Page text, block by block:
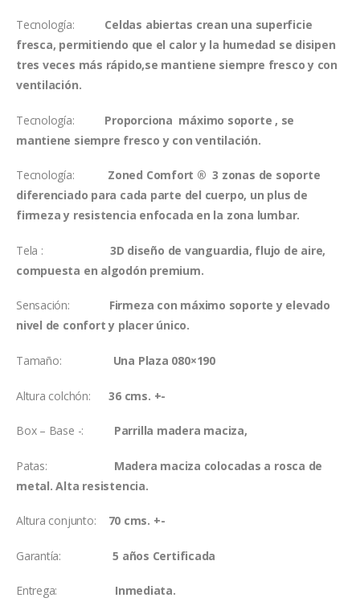
Tecnología: Celdas abiertas crean una superficie
fresca, permitiendo que el calor y la humedad se disipen
tres veces más rápido,se mantiene siempre fresco y con
ventilación.
Tecnología: Proporciona máximo soporte , se
mantiene siempre fresco y con ventilación.
Tecnología: Zoned Comfort ® 3 zonas de soporte
diferenciado para cada parte del cuerpo, un plus de
firmeza y resistencia enfocada en la zona lumbar.
Tela : 3D diseño de vanguardia, flujo de aire,
compuesta en algodón premium.
Sensación: Firmeza con máximo soporte y elevado
nivel de confort y placer único.
Tamaño: Una Plaza 080×190
Altura colchón:36 cms. +-
Box – Base -: Parrilla madera maciza,
Patas: Madera maciza colocadas a rosca de
metal. Alta resistencia.
Altura conjunto: 70 cms. +-
Garantía:5 años Certificada
Entrega: Inmediata.